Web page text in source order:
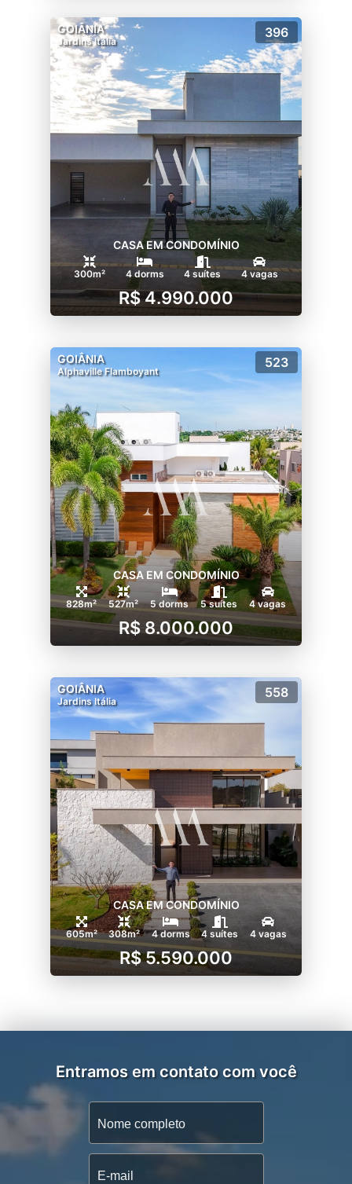
GOIÂNIA
Jardins Itália
396
CASA EM CONDOMÍNIO
300m² 4 dorms 4 suítes 4 vagas
R$ 4.990.000
GOIÂNIA
Alphaville Flamboyant
523
CASA EM CONDOMÍNIO
828m² 527m² 5 dorms 5 suítes 4 vagas
R$ 8.000.000
GOIÂNIA
Jardins Itália
558
CASA EM CONDOMÍNIO
605m² 308m² 4 dorms 4 suítes 4 vagas
R$ 5.590.000
Entramos em contato com você